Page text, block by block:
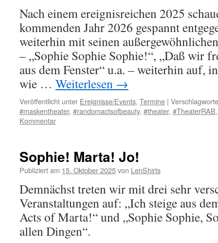
Nach einem ereignisreichen 2025
kommenden Jahr 2026 gespannt
weiterhin mit seinen
– „Sophie Sophie Sophie!“, „Daß wir
aus dem Fenster“ u.a. – weiterhin auf,
wie … Weiterlesen →
Veröffentlicht unter Ereignisse/Events, Termine |
#maskentheater, #randomactsofbeauty, #theater, #TheaterRAB
Kommentar
Sophie! Marta! Jo!
Publiziert am 15. Oktober 2025von LenShirts
Demnächst treten wir mit drei sehr
Veranstaltungen auf: „Ich steige aus
Acts of Marta!“ und „Sophie Sophie,
allen Dingen“.